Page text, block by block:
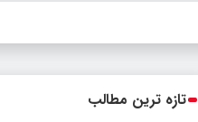
تازه ترین مطالب